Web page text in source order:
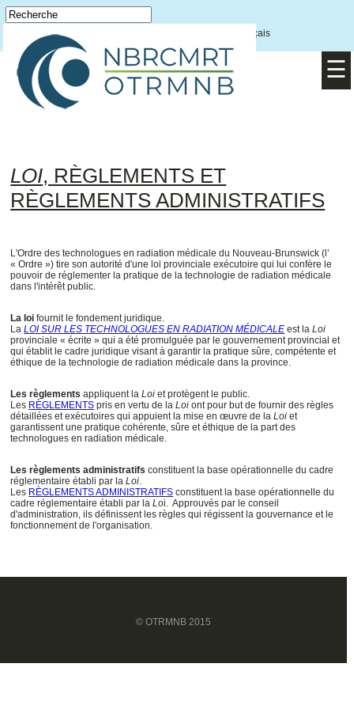
Français
☰
LOI, RÈGLEMENTS ET
RÈGLEMENTS ADMINISTRATIFS
L'Ordre des technologues en radiation médicale du Nouveau-Brunswick (l’
« Ordre ») tire son autorité d'une loi provinciale exécutoire qui lui confère le
pouvoir de réglementer la pratique de la technologie de radiation médicale
dans l'intérêt public.
La loi fournit le fondement juridique.
LaLOI SUR LES TECHNOLOGUES EN RADIATION MÉDICALE est laLoi
provinciale « écrite » qui a été promulguée par le gouvernement provincial et
qui établit le cadre juridique visant à garantir la pratique sûre, compétente et
éthique de la technologie de radiation médicale dans la province.
Les règlements appliquent laLoi et protègent le public.
Les RÈGLEMENTS pris en vertu de laLoi ont pour but de fournir des règles
détaillées et exécutoires qui appuient la mise en œuvre de laLoi et
garantissent une pratique cohérente, sûre et éthique de la part des
technologues en radiation médicale.
Les règlements administratifs constituent la base opérationnelle du cadre
réglementaire établi par laLoi.
Les RÈGLEMENTS ADMINISTRATIFS constituent la base opérationnelle du
cadre réglementaire établi par laLoi. Approuvés par le conseil
d'administration, ils définissent les règles qui régissent la gouvernance et le
fonctionnement de l'organisation.
© OTRMNB 2015